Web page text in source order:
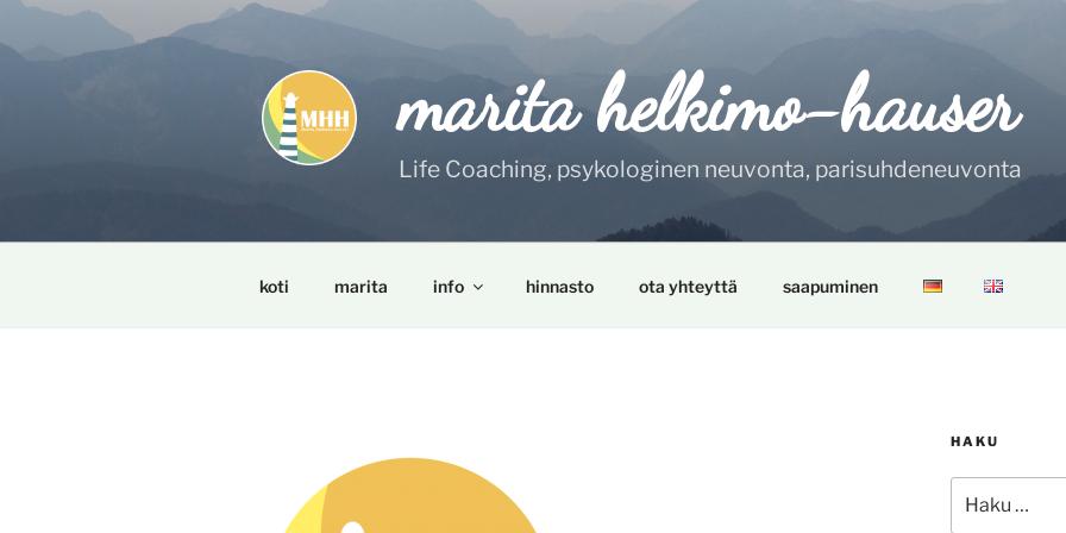
Siirry
sisältöön
marita helkimo-hauser
Life Coaching, psykologinen neuvonta, parisuhdeneuvonta
koti marita info hinnasto ota yhteyttä saapuminen
HAKU